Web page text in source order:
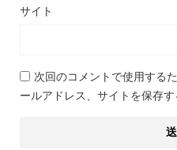
サイト
次回のコメントで使用する
ールアドレス、サイトを保存す